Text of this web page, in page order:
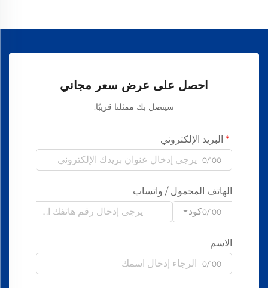
احصل على عرض سعر مجاني
سيتصل بك ممثلنا قريبًا.
البريد الإلكتروني
0/100
الهاتف المحمول / واتساب
كود0/100
الاسم
0/100